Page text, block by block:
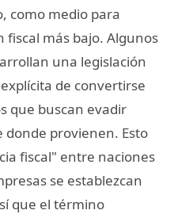
como medio para
fiscal más bajo. Algunos
una legislación
de convertirse
que buscan evadir
donde provienen. Esto
fiscal" entre naciones
se establezcan
que el término